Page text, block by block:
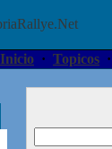
Inicio · Topicos ·